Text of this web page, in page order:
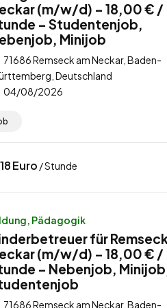
(m/w/d) – 18,00 € /
– Studentenjob,
Minijob
71686 Remseck am Neckar, Baden-
Deutschland
04/08/2026
18Euro / Stunde
Pädagogik
für
(m/w/d) – 18,00 € /
– Nebenjob,
71686 Remseck am Neckar, Baden-